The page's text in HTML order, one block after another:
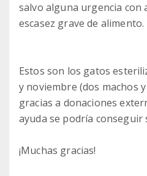
salvo alguna urgencia con
escasez grave de alimento.
Estos son los gatos
y noviembre (dos machos
gracias a donaciones
ayuda se podría
¡Muchas gracias!